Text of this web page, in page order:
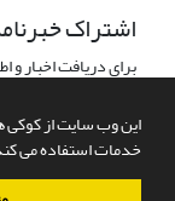
این وب سایت از کوکی
خدمات استفاده می
اشتراک
برای دریافت اخبار